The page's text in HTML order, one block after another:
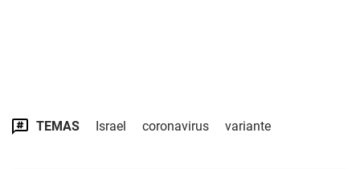
TEMAS Israel coronavirus variante